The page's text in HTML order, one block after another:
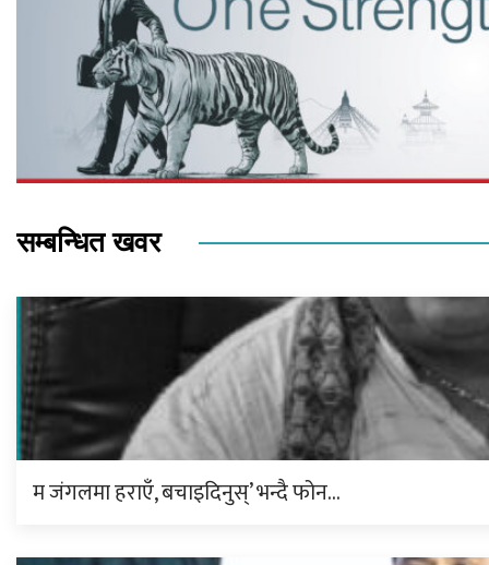
सम्बन्धित खवर
म जंगलमा हराएँ, बचाइदिनुस्’ भन्दै फोन…